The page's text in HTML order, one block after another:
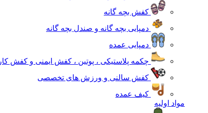
کفش بچه گانه
دمپایی بچه گانه و صندل بچه گانه
دمپایی عمده
چکمه پلاستیکی ، پوتین ، کفش ایمنی و کفش کار
کفش سالنی و ورزش های تخصصی
کیف عمده
مواد اولیه